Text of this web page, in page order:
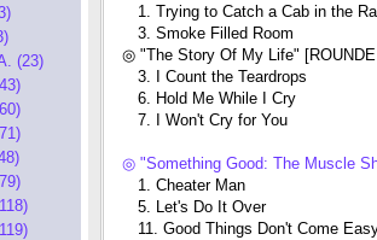
(23)
1. Trying to Catch a Cab in the
3. Smoke Filled Room
◎ "The Story Of My Life"
3. I Count the Teardrops
6. Hold Me While I Cry
7. I Won't Cry for You
◎ "Something Good: The Muscle
1. Cheater Man
5. Let's Do It Over
11. Good Things Don't Come